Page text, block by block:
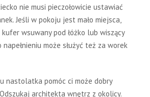
nie musi pieczołowicie ustawiać
Jeśli w pokoju jest mało miejsca,
wsuwany pod łóżko lub wiszący
może służyć też za worek
nastolatka pomóc ci może dobry
architekta wnętrz z okolicy.